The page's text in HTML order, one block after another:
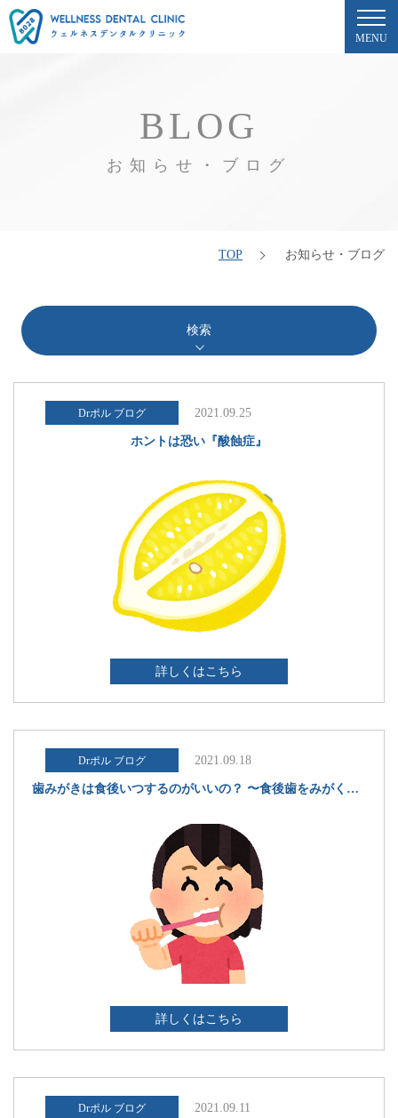
MENU
BLOG
お知らせ・ブログ
TOP お知らせ・ブログ
検索
Drポル ブログ 2021.09.25
ホントは恐い『酸蝕症』
詳しくはこちら
Drポル ブログ 2021.09.18
歯みがきは食後いつするのがいいの？ 〜食後歯をみがくタイミング〜
詳しくはこちら
Drポル ブログ 2021.09.11